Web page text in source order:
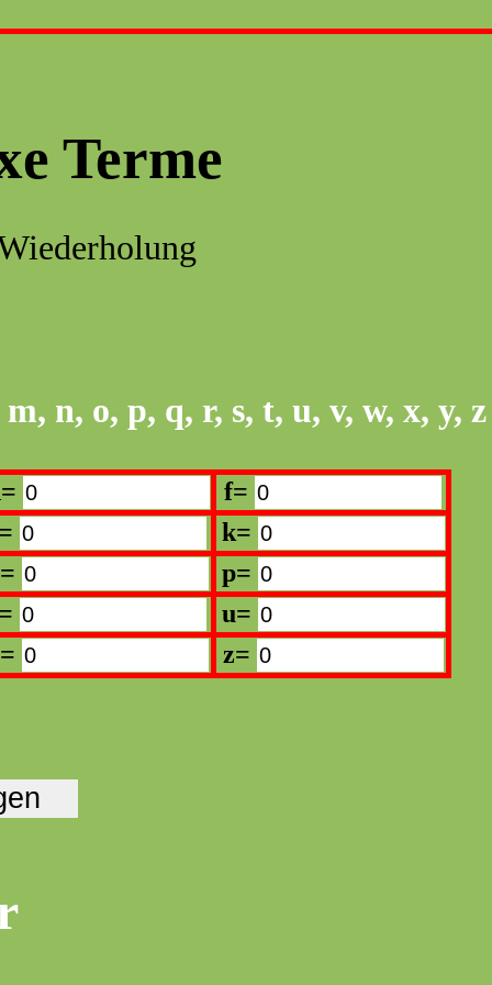
Terme
n, o, p, q, r, s, t, u, v, w, x, y, z
f=
k=
p=
u=
z=